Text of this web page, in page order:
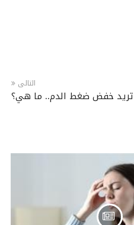
التالى